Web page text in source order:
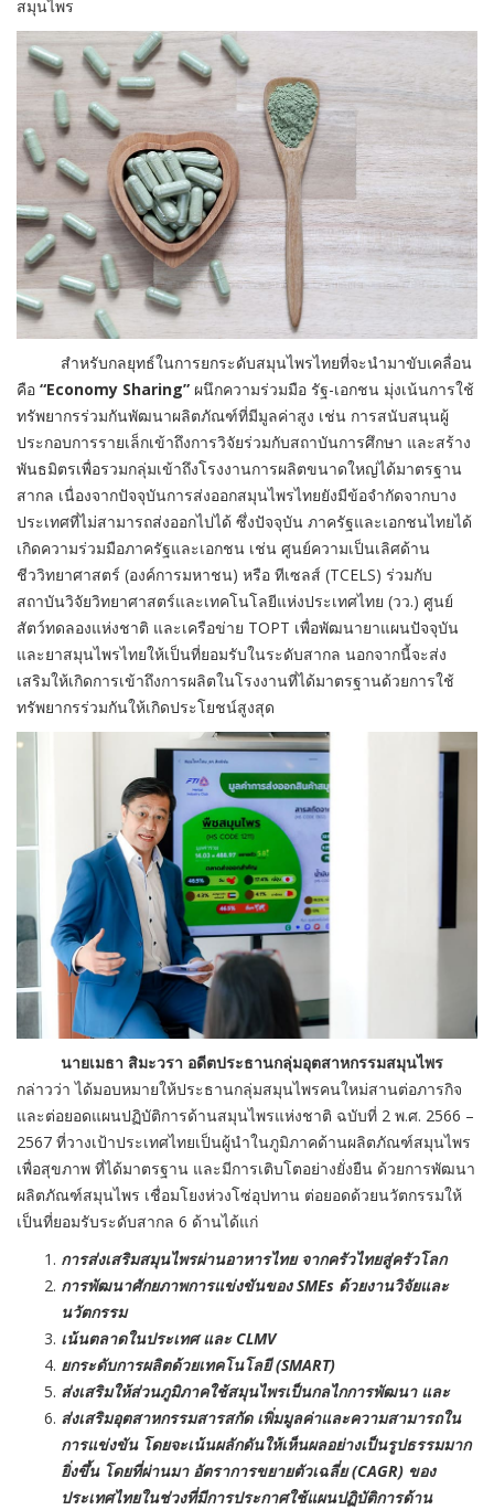
สมุนไพร
สำหรับกลยุทธ์ในการยกระดับสมุนไพรไทยที่จะนำมาขับเคลื่อน
คือ “Economy Sharing” ผนึกความร่วมมือ รัฐ-เอกชน มุ่งเน้นการใช้
ทรัพยากรร่วมกันพัฒนาผลิตภัณฑ์ที่มีมูลค่าสูง เช่น การสนับสนุนผู้
ประกอบการรายเล็กเข้าถึงการวิจัยร่วมกับสถาบันการศึกษา และสร้าง
พันธมิตรเพื่อรวมกลุ่มเข้าถึงโรงงานการผลิตขนาดใหญ่ได้มาตรฐาน
สากล เนื่องจากปัจจุบันการส่งออกสมุนไพรไทยยังมีข้อจำกัดจากบาง
ประเทศที่ไม่สามารถส่งออกไปได้ ซึ่งปัจจุบัน ภาครัฐและเอกชนไทยได้
เกิดความร่วมมือภาครัฐและเอกชน เช่น ศูนย์ความเป็นเลิศด้าน
ชีววิทยาศาสตร์ (องค์การมหาชน) หรือ ทีเซลส์ (TCELS) ร่วมกับ
สถาบันวิจัยวิทยาศาสตร์และเทคโนโลยีแห่งประเทศไทย (วว.) ศูนย์
สัตว์ทดลองแห่งชาติ และเครือข่าย TOPT เพื่อพัฒนายาแผนปัจจุบัน
และยาสมุนไพรไทยให้เป็นที่ยอมรับในระดับสากล นอกจากนี้จะส่ง
เสริมให้เกิดการเข้าถึงการผลิตในโรงงานที่ได้มาตรฐานด้วยการใช้
ทรัพยากรร่วมกันให้เกิดประโยชน์สูงสุด
นายเมธา สิมะวรา อดีตประธานกลุ่มอุตสาหกรรมสมุนไพร
กล่าวว่า ได้มอบหมายให้ประธานกลุ่มสมุนไพรคนใหม่สานต่อภารกิจ
และต่อยอดแผนปฏิบัติการด้านสมุนไพรแห่งชาติ ฉบับที่ 2 พ.ศ. 2566 –
2567 ที่วางเป้าประเทศไทยเป็นผู้นำในภูมิภาคด้านผลิตภัณฑ์สมุนไพร
เพื่อสุขภาพ ที่ได้มาตรฐาน และมีการเติบโตอย่างยั่งยืน ด้วยการพัฒนา
ผลิตภัณฑ์สมุนไพร เชื่อมโยงห่วงโซ่อุปทาน ต่อยอดด้วยนวัตกรรมให้
เป็นที่ยอมรับระดับสากล 6 ด้านได้แก่
การส่งเสริมสมุนไพรผ่านอาหารไทย จากครัวไทยสู่ครัวโลก
การพัฒนาศักยภาพการแข่งขันของ SMEs ด้วยงานวิจัยและ
นวัตกรรม
เน้นตลาดในประเทศ และ CLMV
ยกระดับการผลิตด้วยเทคโนโลยี (SMART)
ส่งเสริมให้ส่วนภูมิภาคใช้สมุนไพรเป็นกลไกการพัฒนา และ
ส่งเสริมอุตสาหกรรมสารสกัด เพิ่มมูลค่าและความสามารถใน
การแข่งขัน โดยจะเน้นผลักดันให้เห็นผลอย่างเป็นรูปธรรมมาก
ยิ่งขึ้น โดยที่ผ่านมา อัตราการขยายตัวเฉลี่ย (CAGR) ของ
ประเทศไทยในช่วงที่มีการประกาศใช้แผนปฏิบัติการด้าน